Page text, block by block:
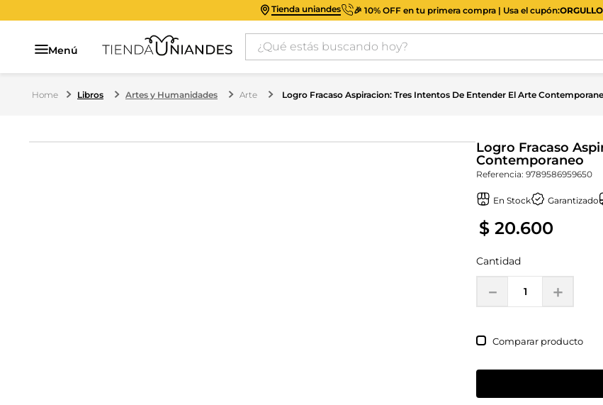
Tienda uniandes 🎉 10% OFF en tu primera compra | Usa el cupón:
Menú
¿Qué estás buscando hoy?
Libros Artes y Humanidades Arte Logro Fracaso Aspiracion: Tres Intentos De Entender El Arte
Logro Fracaso
Contemporaneo
Referencia: 9789586959650
En Stock Garantizado
$ 20.600
Cantidad
＋
－
Comparar